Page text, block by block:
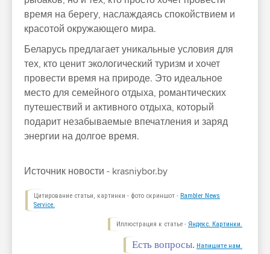
время на берегу, наслаждаясь спокойствием и
красотой окружающего мира.
Беларусь предлагает уникальные условия для
тех, кто ценит экологический туризм и хочет
провести время на природе. Это идеальное
место для семейного отдыха, романтических
путешествий и активного отдыха, который
подарит незабываемые впечатления и заряд
энергии на долгое время.
Источник новости - krasniybor.by
Цитирование статьи, картинки - фото скриншот - Rambler News
Service.
Иллюстрация к статье - Яндекс. Картинки.
Есть вопросы. Напишите нам.